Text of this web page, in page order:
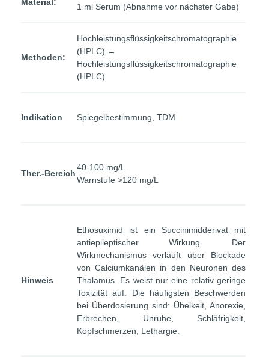
1 ml Serum (Abnahme vor nächster Gabe)
Methoden:
Hochleistungsflüssigkeitschromatographie
(HPLC) →
Hochleistungsflüssigkeitschromatographie
(HPLC)
Indikation Spiegelbestimmung, TDM
Ther.-Bereich
40-100 mg/L
Warnstufe >120 mg/L
Hinweis
Ethosuximid ist ein Succinimidderivat mit
antiepileptischer Wirkung. Der
Wirkmechanismus verläuft über Blockade
von Calciumkanälen in den Neuronen des
Thalamus. Es weist nur eine relativ geringe
Toxizität auf. Die häufigsten Beschwerden
bei Überdosierung sind: Übelkeit, Anorexie,
Erbrechen, Unruhe, Schläfrigkeit,
Kopfschmerzen, Lethargie.